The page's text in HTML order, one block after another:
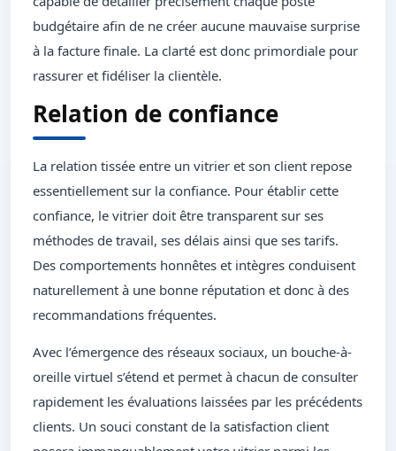
budgétaire afin de ne créer aucune mauvaise surprise
à la facture finale. La clarté est donc primordiale pour
rassurer et fidéliser la clientèle.
Relation de confiance
La relation tissée entre un vitrier et son client repose
essentiellement sur la confiance. Pour établir cette
confiance, le vitrier doit être transparent sur ses
méthodes de travail, ses délais ainsi que ses tarifs.
Des comportements honnêtes et intègres conduisent
naturellement à une bonne réputation et donc à des
recommandations fréquentes.
Avec l’émergence des réseaux sociaux, un bouche-à-
oreille virtuel s’étend et permet à chacun de consulter
rapidement les évaluations laissées par les précédents
clients. Un souci constant de la satisfaction client